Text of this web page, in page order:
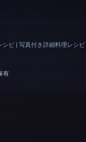
シピ | 写真付き詳細料理レシ
有